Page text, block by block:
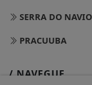
SERRA DO NAVIO
PRACUUBA
/ NAVEGUE